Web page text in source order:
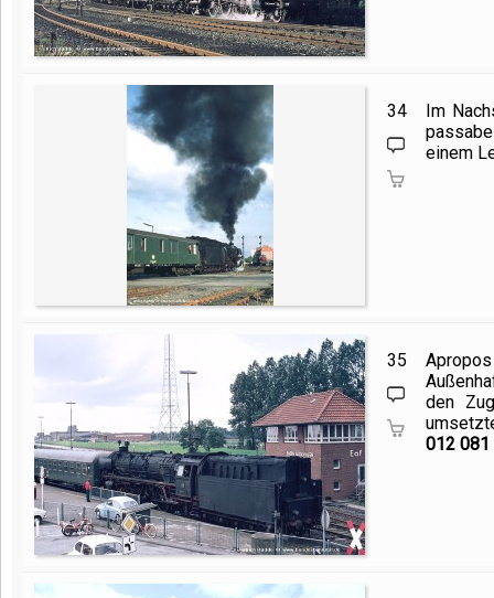
34
Im
einem
35
den
012 081